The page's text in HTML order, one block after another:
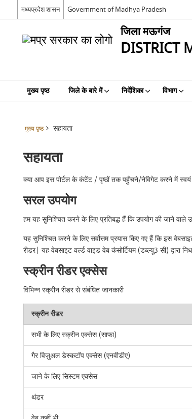
मध्यप्रदेश शासन Government of Madhya Pradesh
जिला मऊगंज
DISTRICT
मुख्य पृष्ठ जिले के बारे में निर्देशिका विभाग
मुख्य पृष्ठ सहायता
सहायता
क्या आप इस पोर्टल के कंटेंट / पृष्ठों तक पहुँचने/नेविगेट करने में
सरल उपयोग
हम यह सुनिश्चित करने के लिए प्रतिबद्ध हैं कि उपयोग की जाने
यह सुनिश्चित करने के लिए सर्वोत्तम प्रयास किए गए हैं कि इस
रीडर| यह वेबसाइट वर्ल्ड वाइड वेब कंसोर्टियम (डब्ल्यू3 सी) द्वारा
स्क्रीन रीडर एक्सेस
विभिन्न स्क्रीन रीडर से संबंधित जानकारी
स्क्रीन रीडर
सभी के लिए स्क्रीन एक्सेस (साफा)
गैर विज़ुअल डेस्कटॉप एक्सेस (एनवीडीए)
जाने के लिए सिस्टम एक्सेस
थंडर